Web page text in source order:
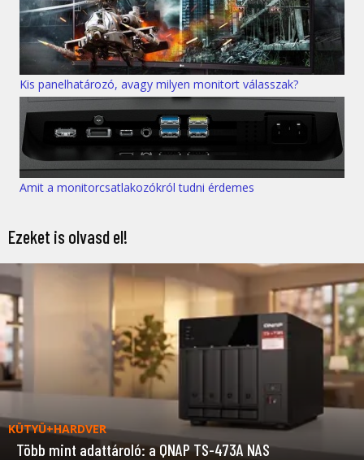
Kis panelhatározó, avagy milyen monitort válasszak?
Amit a monitorcsatlakozókról tudni érdemes
Ezeket is olvasd el!
KÜTYÜ+HARDVER
Több mint adattároló: a QNAP TS-473A NAS